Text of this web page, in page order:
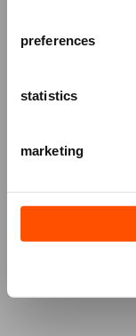
preferences
statistics
marketing